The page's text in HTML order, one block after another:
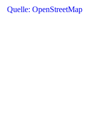
Quelle: OpenStreetMap